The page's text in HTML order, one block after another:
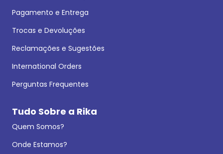
Pagamento e Entrega
Trocas e Devoluções
Reclamações e Sugestões
International Orders
Perguntas Frequentes
Tudo Sobre a Rika
Quem Somos?
Onde Estamos?